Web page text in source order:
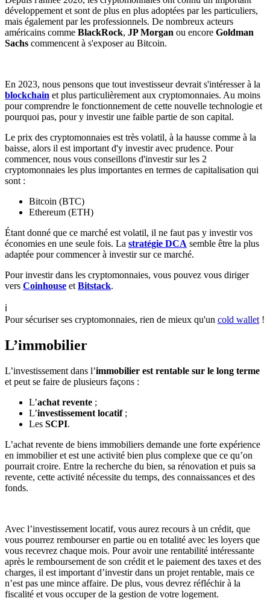
développement et sont de plus en plus adoptées par les particuliers,
mais également par les professionnels. De nombreux acteurs
américains comme BlackRock, JP Morgan ou encore Goldman
Sachs commencent à s'exposer au Bitcoin.
En 2023, nous pensons que tout investisseur devrait s'intéresser à la
blockchain et plus particulièrement aux cryptomonnaies. Au moins
pour comprendre le fonctionnement de cette nouvelle technologie et
pourquoi pas, pour y investir une faible partie de son capital.
Le prix des cryptomonnaies est très volatil, à la hausse comme à la
baisse, alors il est important d'y investir avec prudence. Pour
commencer, nous vous conseillons d'investir sur les 2
cryptomonnaies les plus importantes en termes de capitalisation qui
sont :
Bitcoin (BTC)
Ethereum (ETH)
Étant donné que ce marché est volatil, il ne faut pas y investir vos
économies en une seule fois. La stratégie DCA semble être la plus
adaptée pour commencer à investir sur ce marché.
Pour investir dans les cryptomonnaies, vous pouvez vous diriger
vers Coinhouse et Bitstack.
ℹ️
Pour sécuriser ses cryptomonnaies, rien de mieux qu'un cold wallet !
L’immobilier
L’investissement dans l’immobilier est rentable sur le long terme
et peut se faire de plusieurs façons :
L’achat revente ;
L’investissement locatif;
Les SCPI.
L’achat revente de biens immobiliers demande une forte expérience
en immobilier et est une activité bien plus complexe que ce qu’on
pourrait croire. Entre la recherche du bien, sa rénovation et puis sa
revente, cette activité nécessite du temps, des connaissances et des
fonds.
Avec l’investissement locatif, vous aurez recours à un crédit, que
vous pourrez rembourser en partie ou en totalité avec les loyers que
vous recevrez chaque mois. Pour avoir une rentabilité intéressante
après le remboursement de son crédit et le paiement des taxes et des
charges, il est important d’investir dans un projet rentable, mais ce
n’est pas une mince affaire. De plus, vous devrez réfléchir à la
fiscalité et vous occuper de la gestion de votre logement.